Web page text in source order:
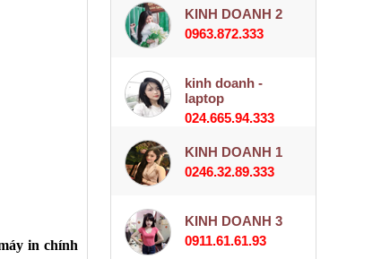
in chính
KINH DOANH 2
0963.872.333
kinh doanh -
laptop
024.665.94.333
KINH DOANH 1
0246.32.89.333
KINH DOANH 3
0911.61.61.93